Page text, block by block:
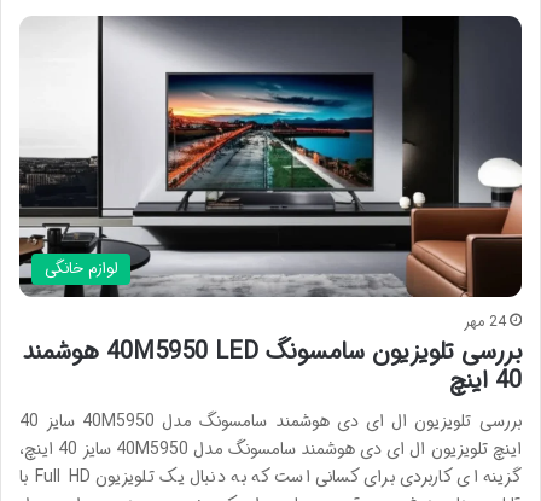
لوازم خانگی
24 مهر
بررسی تلویزیون سامسونگ 40M5950 LED هوشمند
40 اینچ
بررسی تلویزیون ال ای دی هوشمند سامسونگ مدل 40M5950 سایز 40
اینچ تلویزیون ال ای دی هوشمند سامسونگ مدل 40M5950 سایز 40 اینچ،
گزینه ای کاربردی برای کسانی است که به دنبال یک تلویزیون Full HD با